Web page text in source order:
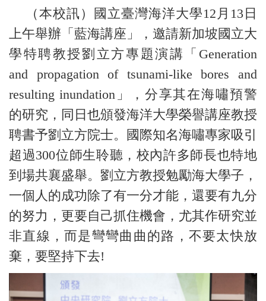
（本校訊）國立臺灣海洋大學12月13日
上午舉辦「藍海講座」，邀請新加坡國立大
學特聘教授劉立方專題演講「Generation
and propagation of tsunami-like bores and
resulting inundation」，分享其在海嘯預警
的研究，同日也頒發海洋大學榮譽講座教授
聘書予劉立方院士。國際知名海嘯專家吸引
超過300位師生聆聽，校內許多師長也特地
到場共襄盛舉。劉立方教授勉勵海大學子，
一個人的成功除了有一分才能，還要有九分
的努力，更要自己抓住機會，尤其作研究並
非直線，而是彎彎曲曲的路，不要太快放
棄，要堅持下去!